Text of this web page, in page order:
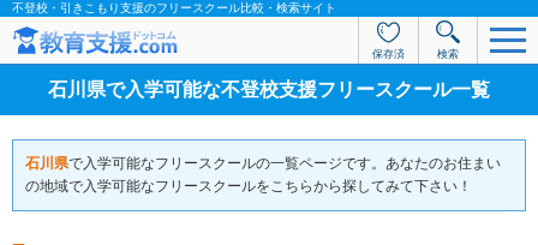
不登校・引きこもり支援のフリースクール比較・検索サイト
検索
保存済
石川県で入学可能な不登校支援フリースクール一覧
石川県で入学可能なフリースクールの一覧ページです。あなたのお住まい
の地域で入学可能なフリースクールをこちらから探してみて下さい！